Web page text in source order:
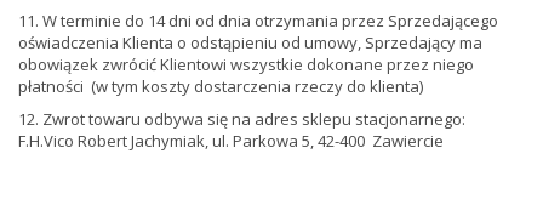
11. W terminie do 14 dni od dnia otrzymania przez Sprzedającego
oświadczenia Klienta o odstąpieniu od umowy, Sprzedający ma
obowiązek zwrócić Klientowi wszystkie dokonane przez niego
płatności (w tym koszty dostarczenia rzeczy do klienta)
12. Zwrot towaru odbywa się na adres sklepu stacjonarnego:
F.H.Vico Robert Jachymiak, ul. Parkowa 5, 42-400 Zawiercie